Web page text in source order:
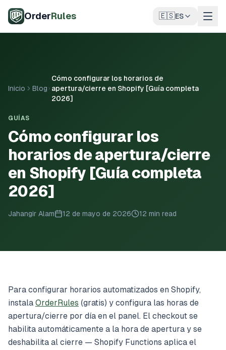
OrderRules 🇪🇸ES
Inicio Blog
Cómo configurar los horarios de
apertura/cierre en Shopify [Guía completa
2026]
GUÍAS
Cómo configurar los
horarios de apertura/cierre
en Shopify [Guía completa
2026]
Jahangir Alam 12 de mayo de 2026 12 min read
Para configurar horarios automatizados en Shopify,
instala OrderRules (gratis) y configura las horas de
apertura/cierre por día en el panel. El checkout se
habilita automáticamente a la hora de apertura y se
deshabilita al cierre — Shopify Functions aplica el